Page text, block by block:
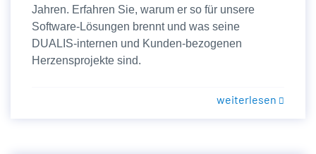
Jahren. Erfahren Sie, warum er so für unsere
Software-Lösungen brennt und was seine
DUALIS-internen und Kunden-bezogenen
Herzensprojekte sind.
weiterlesen